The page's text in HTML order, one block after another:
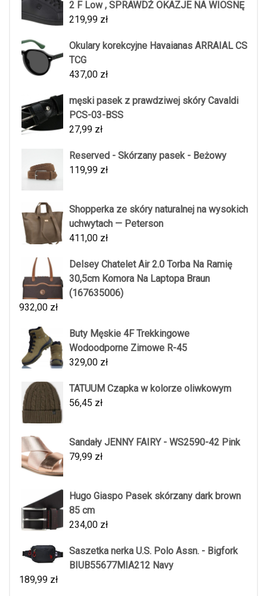
2 F Low , SPRAWDŹ OKAZJE NA WIOSNĘ
219,99 zł
Okulary korekcyjne Havaianas ARRAIAL CS
TCG
437,00 zł
męski pasek z prawdziwej skóry Cavaldi
PCS-03-BSS
27,99 zł
Reserved - Skórzany pasek - Beżowy
119,99 zł
Shopperka ze skóry naturalnej na wysokich
uchwytach — Peterson
411,00 zł
Delsey Chatelet Air 2.0 Torba Na Ramię
30,5cm Komora Na Laptopa Braun
(167635006)
932,00 zł
Buty Męskie 4F Trekkingowe
Wodoodporne Zimowe R-45
329,00 zł
TATUUM Czapka w kolorze oliwkowym
56,45 zł
Sandały JENNY FAIRY - WS2590-42 Pink
79,99 zł
Hugo Giaspo Pasek skórzany dark brown
85 cm
234,00 zł
Saszetka nerka U.S. Polo Assn. - Bigfork
BIUB55677MIA212 Navy
189,99 zł